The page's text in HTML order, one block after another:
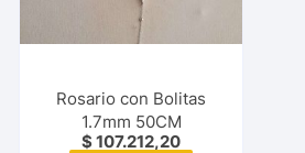
Rosario con Bolitas
1.7mm 50CM
$107.212,20